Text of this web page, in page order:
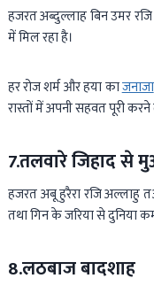
हजरत अब्दुल्लाह बिन उमर
में मिल रहा है।
हर रोज शर्म और हया काजनाजा
रास्तों में अपनी सहवत पूरी
7.तलवारे जिहाद से
हजरत अबू हुरैरा रजि अल्लाहु
तथा गिन के जरिया से दुनिया
8.लठबाज बादशाह